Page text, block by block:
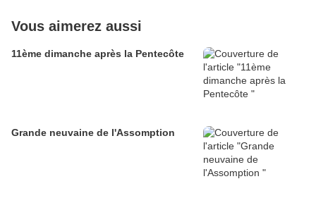
Vous aimerez aussi
11ème dimanche après la Pentecôte
Grande neuvaine de l'Assomption